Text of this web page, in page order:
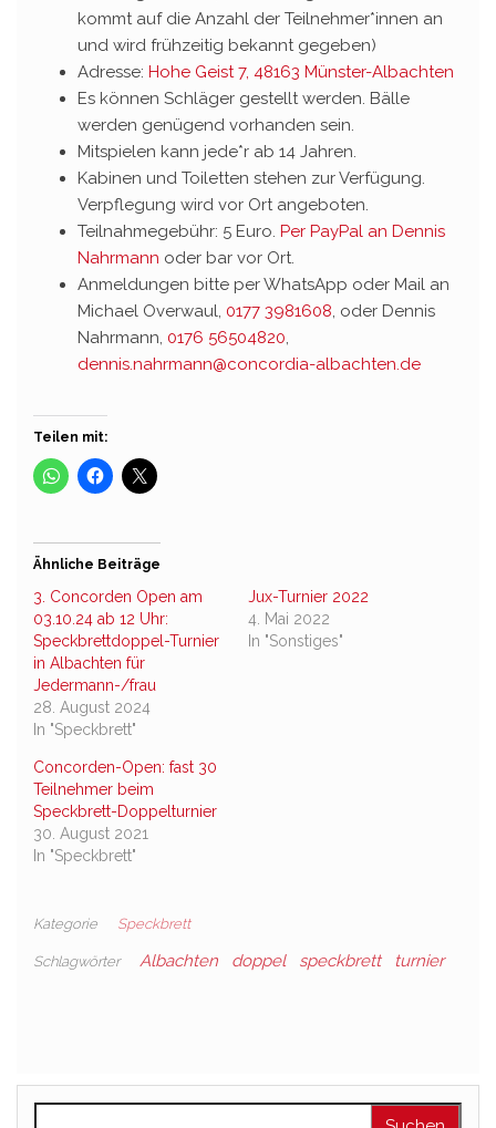
kommt auf die Anzahl der Teilnehmer*innen an
und wird frühzeitig bekannt gegeben)
Adresse: Hohe Geist 7, 48163 Münster-Albachten
Es können Schläger gestellt werden. Bälle
werden genügend vorhanden sein.
Mitspielen kann jede*r ab 14 Jahren.
Kabinen und Toiletten stehen zur Verfügung.
Verpflegung wird vor Ort angeboten.
Teilnahmegebühr: 5 Euro. Per PayPal an Dennis
Nahrmann oder bar vor Ort.
Anmeldungen bitte per WhatsApp oder Mail an
Michael Overwaul, 0177 3981608, oder Dennis
Nahrmann, 0176 56504820,
dennis.nahrmann@concordia-albachten.de
Teilen mit:
Ähnliche Beiträge
3. Concorden Open am
03.10.24 ab 12 Uhr:
Speckbrettdoppel-Turnier
in Albachten für
Jedermann-/frau
28. August 2024
In "Speckbrett"
Jux-Turnier 2022
4. Mai 2022
In "Sonstiges"
Concorden-Open: fast 30
Teilnehmer beim
Speckbrett-Doppelturnier
30. August 2021
In "Speckbrett"
Kategorie Speckbrett
Schlagwörter Albachten doppel speckbrett turnier